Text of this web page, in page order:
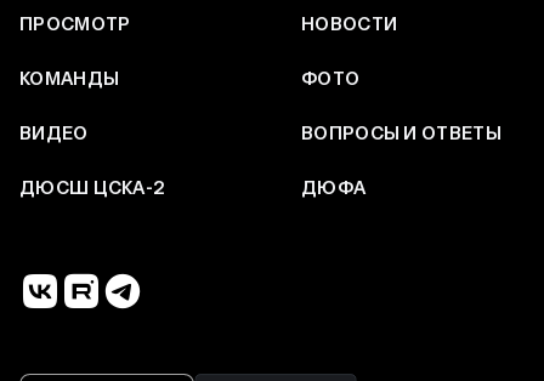
ПРОСМОТР НОВОСТИ
КОМАНДЫ ФОТО
ВИДЕО ВОПРОСЫ И ОТВЕТЫ
ДЮСШ ЦСКА-2 ДЮФА